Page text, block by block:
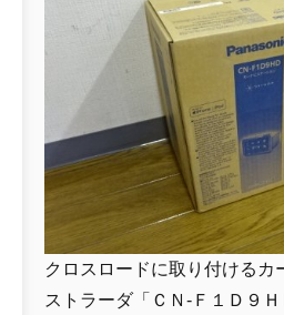
クロスロードに取り付けるカ
ストラーダ「ＣＮ-Ｆ１Ｄ９Ｈ